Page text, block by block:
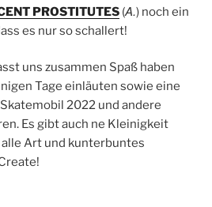
PROSTITUTES(A.) noch ein
es nur so schallert!
uns zusammen Spaß haben
Tage einläuten sowie eine
2022 und andere
Es gibt auch ne Kleinigkeit
alle Art und kunterbuntes